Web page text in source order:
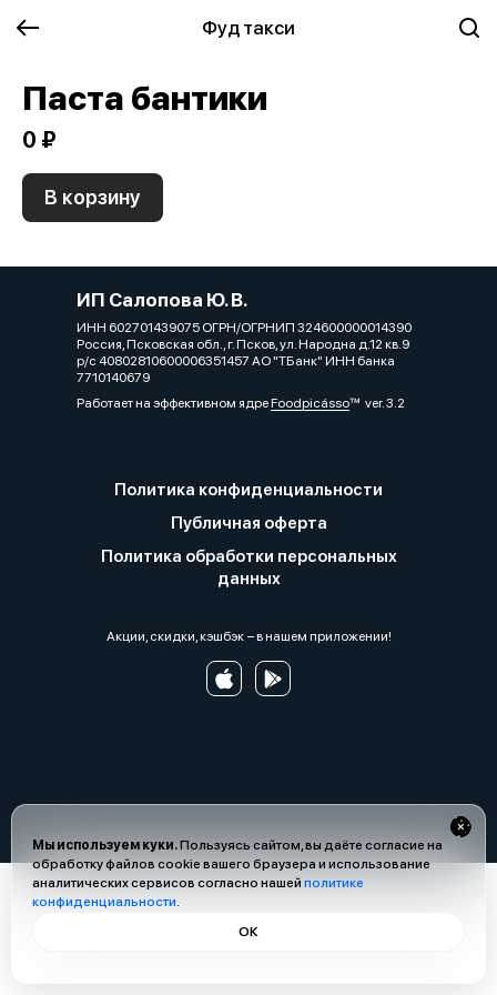
Фуд такси
Мы используем куки.Пользуясь сайтом, вы даёте согласие на
обработку файлов cookie вашего браузера и использование
аналитических сервисов согласно нашей политике
конфиденциальности.
ОК
Паста бантики
0 ₽
В корзину
ИП Салопова Ю. В.
ИНН 602701439075 ОГРН/ОГРНИП 324600000014390
Россия, Псковская обл., г. Псков, ул. Народна д.12 кв.9
р/с 40802810600006351457 АО "ТБанк" ИНН банка
7710140679
Работает на эффективном ядреFoodpicássover. 3.2
Политика конфиденциальности
Публичная оферта
Политика обработки персональных
данных
Акции, скидки, кэшбэк − в нашем приложении!